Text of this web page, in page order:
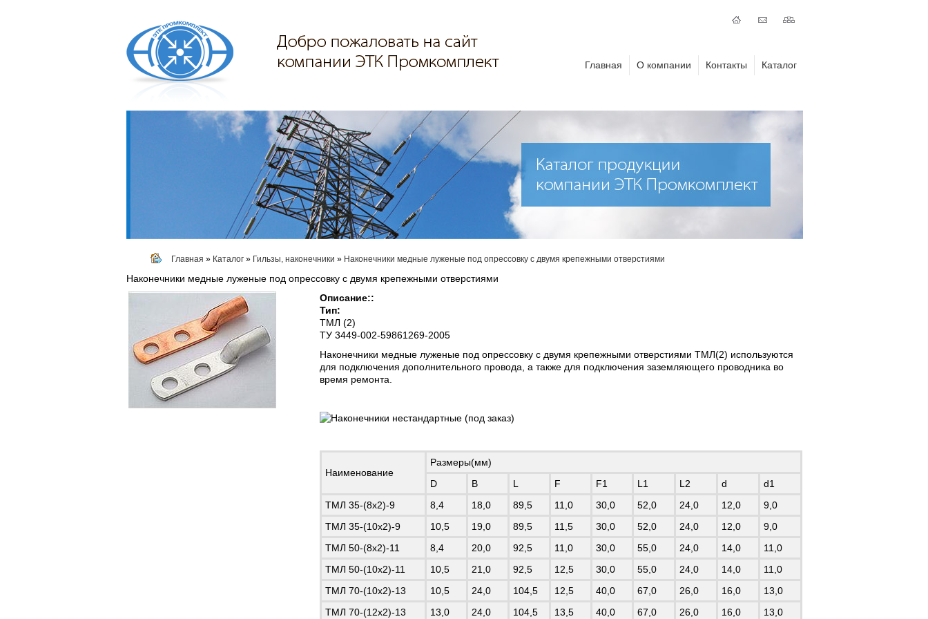
Главная О компании Контакты Каталог
Главная » Каталог» Гильзы, наконечники » Наконечники медные луженые под опрессовку с двумя крепежными отверстиями
Наконечники медные луженые под опрессовку с двумя крепежными отверстиями
Описание::
Тип:
ТМЛ (2)
ТУ 3449-002-59861269-2005
Наконечники медные луженые под опрессовку с двумя крепежными отверстиями ТМЛ(2) используются
для подключения дополнительного провода, а также для подключения заземляющего проводника во
время ремонта.
Наименование
Размеры(мм)
D
B L F F1 L1 L2 d
d1
ТМЛ 35-(8х2)-9
8,4 18,0 89,5 11,0 30,0 52,0 24,0 12,0
9,0
ТМЛ 35-(10х2)-9
10,5 19,0 89,5 11,5 30,0 52,0 24,0 12,0
9,0
ТМЛ 50-(8х2)-11
8,4 20,0 92,5 11,0 30,0 55,0 24,0 14,0
11,0
ТМЛ 50-(10х2)-11
10,5 21,0 92,5 12,5 30,0 55,0 24,0 14,0
11,0
ТМЛ 70-(10х2)-13
10,5 24,0 104,5 12,5 40,0 67,0 26,0 16,0
13,0
ТМЛ 70-(12х2)-13
13,0 24,0 104,5 13,5 40,0 67,0 26,0 16,0 13,0